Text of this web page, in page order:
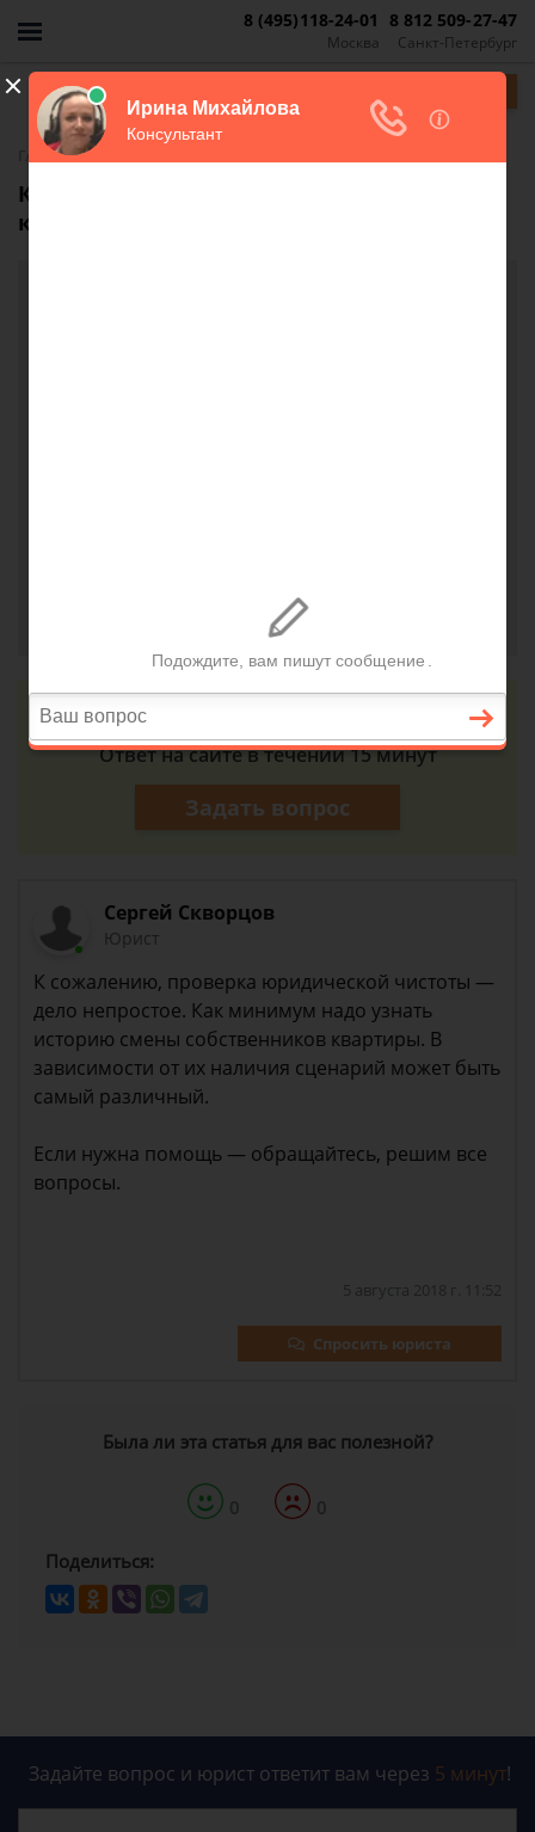
Москва
8 (495)118-24-01
Санкт-Петербург
8 812 509-27-47
Главная-FAQ
Каковы риски покупки подаренной
квартиры?
Консультация юриста онлайн
Ответ на сайте в течении 15 минут
Задать вопрос
Сергей Скворцов
Юрист
К сожалению, проверка юридической чистоты —
дело непростое. Как минимум надо узнать
историю смены собственников квартиры. В
зависимости от их наличия сценарий может быть
самый различный.
Если нужна помощь — обращайтесь, решим все
вопросы.
5 августа 2018 г. 11:52
Спросить юриста
Была ли эта статья для вас полезной?
0 0
Поделиться:
Задайте вопрос и юрист ответит вам через 5 минут!